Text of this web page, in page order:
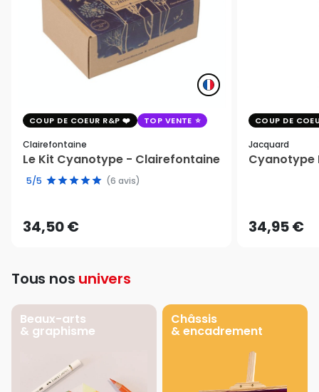
COUP DE COEUR R&P TOP VENTE
Clairefontaine
Le Kit Cyanotype - Clairefontaine
5/5 (6 avis)
34,50 €
COUP DE
Jacquard
Cyanotype
34,95 €
Tous nos univers
Beaux-arts
& graphisme
Châssis
& encadrement